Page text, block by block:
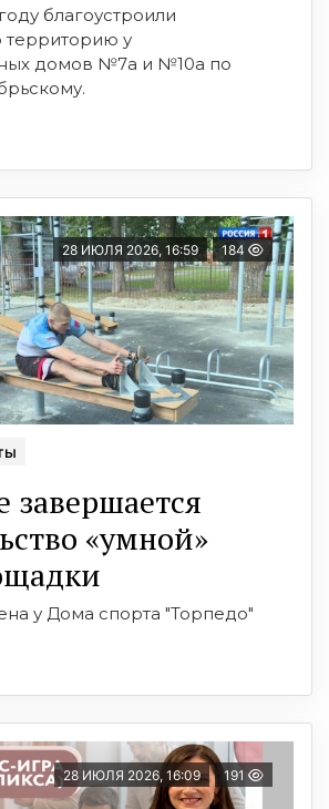
благоустроили
у
домов №7а и №10а по
28 ИЮЛЯ 2026, 16:59 184
завершается
«умной»
у Дома спорта "Торпедо"
28 ИЮЛЯ 2026, 16:09 191